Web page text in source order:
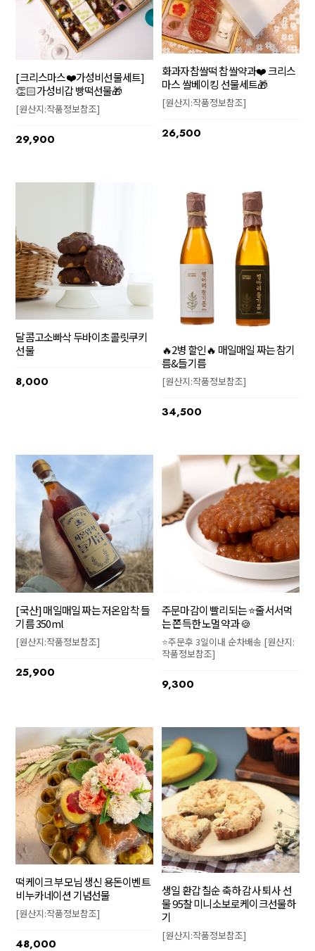
[크리스마스❤️가성비선물세트]
👏🏻가성비갑 빵떡선물🎁
[원산지:작품정보참조]
29,900
화과자찹쌀떡 찹쌀약과❤️ 크리스
마스 쌀베이킹 선물세트🎁
[원산지:작품정보참조]
26,500
달콤고소빠삭 두바이초콜릿쿠키
선물
8,000
🔥2병 할인🔥 매일매일 짜는 참기
름&들기름
[원산지:작품정보참조]
34,500
[국산] 매일매일 짜는 저온압착 들
기름 350ml
[원산지:작품정보참조]
25,900
주문마감이 빨리되는 ⭐줄서서먹
는 쫀득한 노멀약과 🍪
⭐주문후 3일이내 순차배송 [원산지:
작품정보참조]
9,300
떡케이크 부모님 생신 용돈이벤트
비누카네이션 기념선물
[원산지:작품정보참조]
48,000
생일 환갑 칠순 축하 감사 퇴사 선
물 95찰 미니소보로케이크선물하
기
[원산지:작품정보참조]